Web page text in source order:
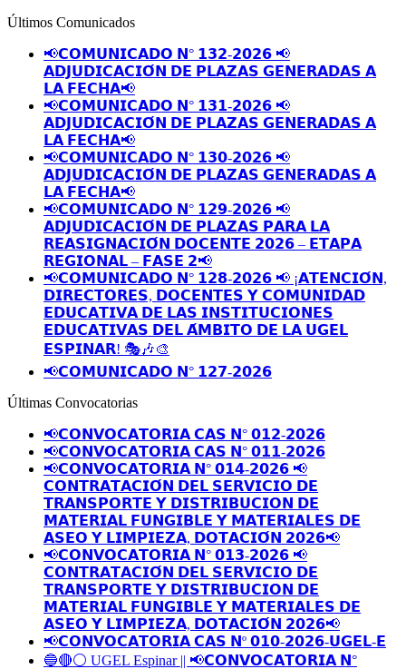
Últimos Comunicados
📢𝗖𝗢𝗠𝗨𝗡𝗜𝗖𝗔𝗗𝗢 𝗡° 𝟭𝟯𝟮-𝟮𝟬𝟮𝟲 📢
𝗔𝗗𝗝𝗨𝗗𝗜𝗖𝗔𝗖𝗜𝗢́𝗡 𝗗𝗘 𝗣𝗟𝗔𝗭𝗔𝗦 𝗚𝗘𝗡𝗘𝗥𝗔𝗗𝗔𝗦 𝗔
𝗟𝗔 𝗙𝗘𝗖𝗛𝗔📢
📢𝗖𝗢𝗠𝗨𝗡𝗜𝗖𝗔𝗗𝗢 𝗡° 𝟭𝟯𝟭-𝟮𝟬𝟮𝟲 📢
𝗔𝗗𝗝𝗨𝗗𝗜𝗖𝗔𝗖𝗜𝗢́𝗡 𝗗𝗘 𝗣𝗟𝗔𝗭𝗔𝗦 𝗚𝗘𝗡𝗘𝗥𝗔𝗗𝗔𝗦 𝗔
𝗟𝗔 𝗙𝗘𝗖𝗛𝗔📢
📢𝗖𝗢𝗠𝗨𝗡𝗜𝗖𝗔𝗗𝗢 𝗡° 𝟭𝟯𝟬-𝟮𝟬𝟮𝟲 📢
𝗔𝗗𝗝𝗨𝗗𝗜𝗖𝗔𝗖𝗜𝗢́𝗡 𝗗𝗘 𝗣𝗟𝗔𝗭𝗔𝗦 𝗚𝗘𝗡𝗘𝗥𝗔𝗗𝗔𝗦 𝗔
𝗟𝗔 𝗙𝗘𝗖𝗛𝗔📢
📢𝗖𝗢𝗠𝗨𝗡𝗜𝗖𝗔𝗗𝗢 𝗡° 𝟭𝟮𝟵-𝟮𝟬𝟮𝟲 📢
𝗔𝗗𝗝𝗨𝗗𝗜𝗖𝗔𝗖𝗜𝗢́𝗡 𝗗𝗘 𝗣𝗟𝗔𝗭𝗔𝗦 𝗣𝗔𝗥𝗔 𝗟𝗔
𝗥𝗘𝗔𝗦𝗜𝗚𝗡𝗔𝗖𝗜𝗢́𝗡 𝗗𝗢𝗖𝗘𝗡𝗧𝗘 𝟮𝟬𝟮𝟲 – 𝗘𝗧𝗔𝗣𝗔
𝗥𝗘𝗚𝗜𝗢𝗡𝗔𝗟 – 𝗙𝗔𝗦𝗘 𝟮📢
📢𝗖𝗢𝗠𝗨𝗡𝗜𝗖𝗔𝗗𝗢 𝗡° 𝟭𝟮𝟴-𝟮𝟬𝟮𝟲 📢 ¡𝗔𝗧𝗘𝗡𝗖𝗜𝗢́𝗡,
𝗗𝗜𝗥𝗘𝗖𝗧𝗢𝗥𝗘𝗦, 𝗗𝗢𝗖𝗘𝗡𝗧𝗘𝗦 𝗬 𝗖𝗢𝗠𝗨𝗡𝗜𝗗𝗔𝗗
𝗘𝗗𝗨𝗖𝗔𝗧𝗜𝗩𝗔 𝗗𝗘 𝗟𝗔𝗦 𝗜𝗡𝗦𝗧𝗜𝗧𝗨𝗖𝗜𝗢𝗡𝗘𝗦
𝗘𝗗𝗨𝗖𝗔𝗧𝗜𝗩𝗔𝗦 𝗗𝗘𝗟 𝗔́𝗠𝗕𝗜𝗧𝗢 𝗗𝗘 𝗟𝗔 𝗨𝗚𝗘𝗟
𝗘𝗦𝗣𝗜𝗡𝗔𝗥! 🎭🎶🎨
📢𝗖𝗢𝗠𝗨𝗡𝗜𝗖𝗔𝗗𝗢 𝗡° 𝟭𝟮𝟳-𝟮𝟬𝟮𝟲
Últimas Convocatorias
📢𝗖𝗢𝗡𝗩𝗢𝗖𝗔𝗧𝗢𝗥𝗜𝗔 𝗖𝗔𝗦 𝗡° 𝟬𝟭𝟮-𝟮𝟬𝟮𝟲
📢𝗖𝗢𝗡𝗩𝗢𝗖𝗔𝗧𝗢𝗥𝗜𝗔 𝗖𝗔𝗦 𝗡° 𝟬𝟭𝟭-𝟮𝟬𝟮𝟲
📢𝗖𝗢𝗡𝗩𝗢𝗖𝗔𝗧𝗢𝗥𝗜𝗔 𝗡° 𝟬𝟭𝟰-𝟮𝟬𝟮𝟲 📢
𝗖𝗢𝗡𝗧𝗥𝗔𝗧𝗔𝗖𝗜𝗢́𝗡 𝗗𝗘𝗟 𝗦𝗘𝗥𝗩𝗜𝗖𝗜𝗢 𝗗𝗘
𝗧𝗥𝗔𝗡𝗦𝗣𝗢𝗥𝗧𝗘 𝗬 𝗗𝗜𝗦𝗧𝗥𝗜𝗕𝗨𝗖𝗜𝗢𝗡 𝗗𝗘
𝗠𝗔𝗧𝗘𝗥𝗜𝗔𝗟 𝗙𝗨𝗡𝗚𝗜𝗕𝗟𝗘 𝗬 𝗠𝗔𝗧𝗘𝗥𝗜𝗔𝗟𝗘𝗦 𝗗𝗘
𝗔𝗦𝗘𝗢 𝗬 𝗟𝗜𝗠𝗣𝗜𝗘𝗭𝗔, 𝗗𝗢𝗧𝗔𝗖𝗜𝗢́𝗡 𝟮𝟬𝟮𝟲📢
📢𝗖𝗢𝗡𝗩𝗢𝗖𝗔𝗧𝗢𝗥𝗜𝗔 𝗡° 𝟬𝟭𝟯-𝟮𝟬𝟮𝟲 📢
𝗖𝗢𝗡𝗧𝗥𝗔𝗧𝗔𝗖𝗜𝗢́𝗡 𝗗𝗘𝗟 𝗦𝗘𝗥𝗩𝗜𝗖𝗜𝗢 𝗗𝗘
𝗧𝗥𝗔𝗡𝗦𝗣𝗢𝗥𝗧𝗘 𝗬 𝗗𝗜𝗦𝗧𝗥𝗜𝗕𝗨𝗖𝗜𝗢𝗡 𝗗𝗘
𝗠𝗔𝗧𝗘𝗥𝗜𝗔𝗟 𝗙𝗨𝗡𝗚𝗜𝗕𝗟𝗘 𝗬 𝗠𝗔𝗧𝗘𝗥𝗜𝗔𝗟𝗘𝗦 𝗗𝗘
𝗔𝗦𝗘𝗢 𝗬 𝗟𝗜𝗠𝗣𝗜𝗘𝗭𝗔, 𝗗𝗢𝗧𝗔𝗖𝗜𝗢́𝗡 𝟮𝟬𝟮𝟲📢
📢𝗖𝗢𝗡𝗩𝗢𝗖𝗔𝗧𝗢𝗥𝗜𝗔 𝗖𝗔𝗦 𝗡º 𝟬𝟭𝟬-𝟮𝟬𝟮𝟲-𝗨𝗚𝗘𝗟-𝗘
🔵🔴⚪️ UGEL Espinar || 📢𝗖𝗢𝗡𝗩𝗢𝗖𝗔𝗧𝗢𝗥𝗜𝗔 𝗡°